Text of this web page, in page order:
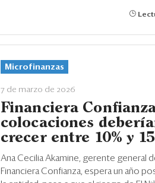
Microfinanzas
7 de marzo de 2026
Financiera
colocaciones
crecer entre 10% y
Ana Cecilia Akamine, gerente general
Financiera Confianza, espera un año